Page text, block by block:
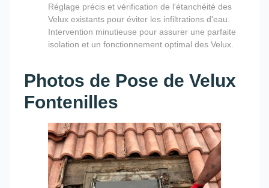
Réglage précis et vérification de l'étanchéité des
Velux existants pour éviter les infiltrations d'eau.
Intervention minutieuse pour assurer une parfaite
isolation et un fonctionnement optimal des Velux.
Photos de Pose de Velux
Fontenilles